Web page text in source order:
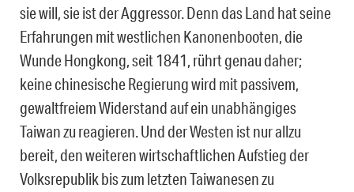
sie will, sie ist der Aggressor. Denn das Land hat seine
Erfahrungen mit westlichen Kanonenbooten, die
Wunde Hongkong, seit 1841, rührt genau daher;
keine chinesische Regierung wird mit passivem,
gewaltfreiem Widerstand auf ein unabhängiges
Taiwan zu reagieren. Und der Westen ist nur allzu
bereit, den weiteren wirtschaftlichen Aufstieg der
Volksrepublik bis zum letzten Taiwanesen zu